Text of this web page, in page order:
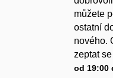
můžete
ostatní
nového.
zeptat se
od 19:00